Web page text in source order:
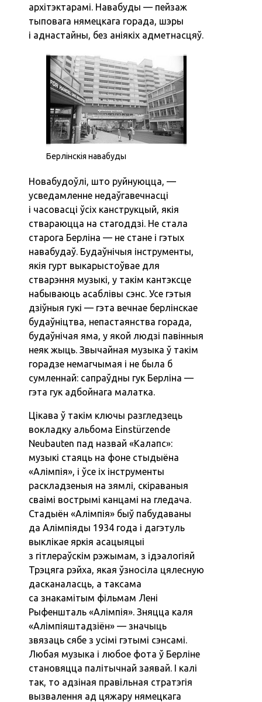
архітэктарамі. Навабуды — пейзаж
тыповага нямецкага горада, шэры
і аднастайны, без аніякіх адметнасцяў.
Берлінскія навабуды
Новабудоўлі, што руйнуюцца, —
усведамленне недаўгавечнасці
і часовасці ўсіх канструкцый, якія
ствараюцца на стагоддзі. Не стала
старога Берліна — не стане і гэтых
навабудаў. Будаўнічыя інструменты,
якія гурт выкарыстоўвае для
стварэння музыкі, у такім кантэксце
набываюць асаблівы сэнс. Усе гэтыя
дзіўныя гукі — гэта вечнае берлінскае
будаўніцтва, непастаянства горада,
будаўнічая яма, у якой людзі павінныя
неяк жыць. Звычайная музыка ў такім
горадзе немагчымая і не была б
сумленнай: сапраўдны гук Берліна —
гэта гук адбойнага малатка.
Цікава ў такім ключы разгледзець
вокладку альбома Einstürzende
Neubauten пад назвай «Калапс»:
музыкі стаяць на фоне стыдыёна
«Алімпія», і ўсе іх інструменты
раскладзеныя на зямлі, скіраваныя
сваімі вострымі канцамі на гледача.
Стадыён «Алімпія» быў пабудаваны
да Алімпіяды 1934 года і дагэтуль
выклікае яркія асацыяцыі
з гітлераўскім рэжымам, з ідэалогіяй
Трэцяга рэйха, якая ўзносіла цялесную
дасканаласць, а таксама
са знакамітым фільмам Лені
Рыфеншталь «Алімпія». Зняцца каля
«Алімпіяштадзіён» — значыць
звязаць сябе з усімі гэтымі сэнсамі.
Любая музыка і любое фота ў Берліне
становяцца палітычнай заявай. І калі
так, то адзіная правільная стратэгія
вызвалення ад цяжару нямецкага